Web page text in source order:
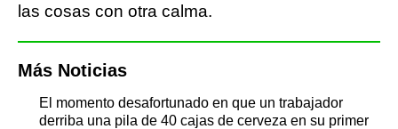
las cosas con otra calma.
Más Noticias
El momento desafortunado en que un trabajador
derriba una pila de 40 cajas de cerveza en su primer